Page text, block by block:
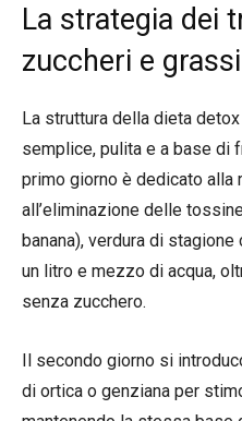
La strategia dei
zuccheri e grassi
La struttura della dieta
semplice, pulita e a base di
primo giorno è dedicato alla
all’eliminazione delle
banana), verdura di
un litro e mezzo di acqua,
senza zucchero.
Il secondo giorno si
di ortica o genziana per